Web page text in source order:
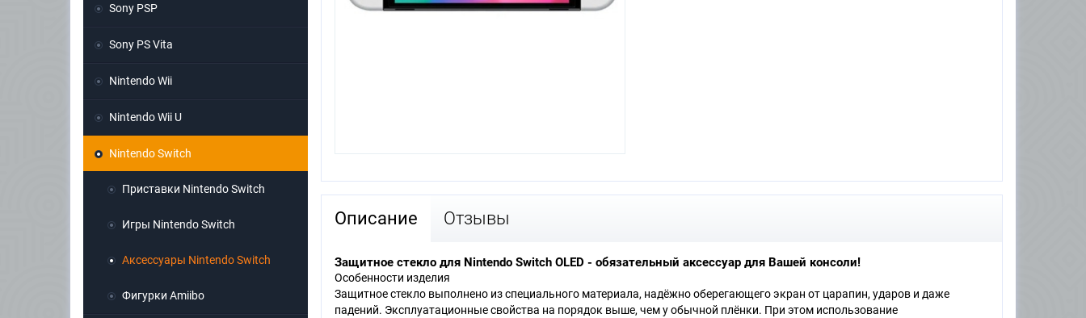
Описание Отзывы
Защитное стекло для Nintendo Switch OLED - обязательный аксессуар для Вашей консоли!
Особенности изделия
Защитное стекло выполнено из специального материала, надёжно оберегающего экран от царапин, ударов и даже
падений. Эксплуатационные свойства на порядок выше, чем у обычной плёнки. При этом использование
Sony PSP
Sony PS Vita
Nintendo Wii
Nintendo Wii U
Nintendo Switch
Приставки Nintendo Switch
Игры Nintendo Switch
Аксессуары Nintendo Switch
Фигурки Amiibo